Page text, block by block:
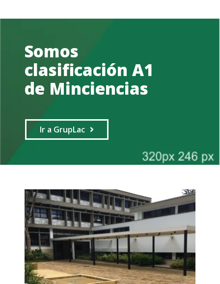
Somos
clasificación A1
de Minciencias
Ir a GrupLac